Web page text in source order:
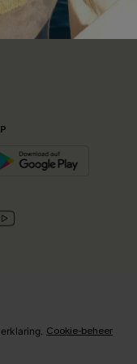
Basis
Cookie-beheer